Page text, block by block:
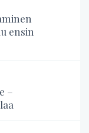
ensin
–